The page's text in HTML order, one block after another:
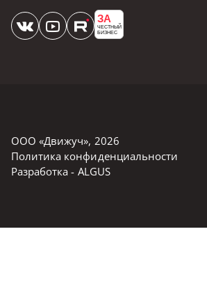
ЗА
ЧЕСТНЫЙ
БИЗНЕС
ООО «Движуч», 2026
Политика конфиденциальности
Разработка - ALGUS